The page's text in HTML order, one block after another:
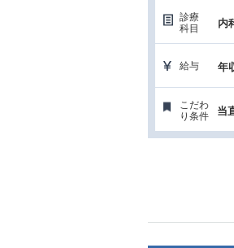
診療
科目
内
給与 年
こだわ
り条件
当